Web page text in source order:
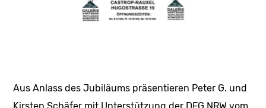
Aus Anlass des Jubiläums präsentieren Peter G. und